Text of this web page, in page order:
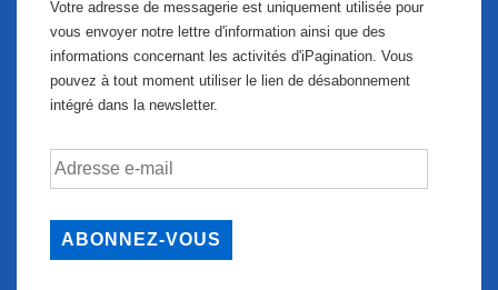
Votre adresse de messagerie est uniquement utilisée pour
vous envoyer notre lettre d'information ainsi que des
informations concernant les activités d'iPagination. Vous
pouvez à tout moment utiliser le lien de désabonnement
intégré dans la newsletter.
Adresse
ABONNEZ-VOUS